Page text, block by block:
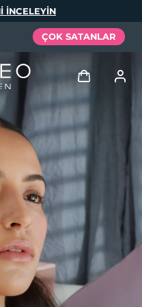
INCELEYIN
ÇOK SATANLAR
Kullanici profi̇li̇
Cihazlarım
Siparişlerim
Adresim
Aboneliklerim
Español
Português
Русский
繁體中文